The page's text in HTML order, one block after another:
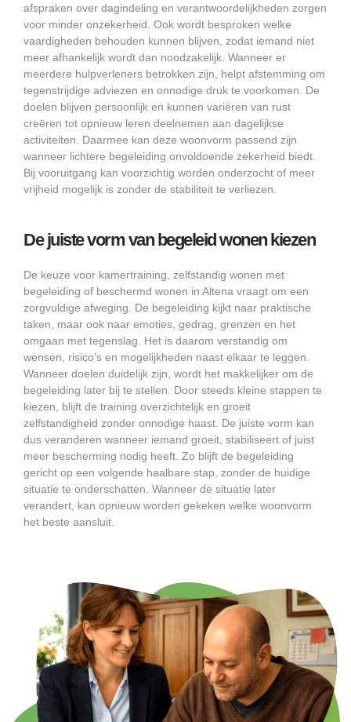
afspraken over dagindeling en verantwoordelijkheden zorgen
voor minder onzekerheid. Ook wordt besproken welke
vaardigheden behouden kunnen blijven, zodat iemand niet
meer afhankelijk wordt dan noodzakelijk. Wanneer er
meerdere hulpverleners betrokken zijn, helpt afstemming om
tegenstrijdige adviezen en onnodige druk te voorkomen. De
doelen blijven persoonlijk en kunnen variëren van rust
creëren tot opnieuw leren deelnemen aan dagelijkse
activiteiten. Daarmee kan deze woonvorm passend zijn
wanneer lichtere begeleiding onvoldoende zekerheid biedt.
Bij vooruitgang kan voorzichtig worden onderzocht of meer
vrijheid mogelijk is zonder de stabiliteit te verliezen.
De juiste vorm van begeleid wonen kiezen
De keuze voor kamertraining, zelfstandig wonen met
begeleiding of beschermd wonen in Altena vraagt om een
zorgvuldige afweging. De begeleiding kijkt naar praktische
taken, maar ook naar emoties, gedrag, grenzen en het
omgaan met tegenslag. Het is daarom verstandig om
wensen, risico’s en mogelijkheden naast elkaar te leggen.
Wanneer doelen duidelijk zijn, wordt het makkelijker om de
begeleiding later bij te stellen. Door steeds kleine stappen te
kiezen, blijft de training overzichtelijk en groeit
zelfstandigheid zonder onnodige haast. De juiste vorm kan
dus veranderen wanneer iemand groeit, stabiliseert of juist
meer bescherming nodig heeft. Zo blijft de begeleiding
gericht op een volgende haalbare stap, zonder de huidige
situatie te onderschatten. Wanneer de situatie later
verandert, kan opnieuw worden gekeken welke woonvorm
het beste aansluit.